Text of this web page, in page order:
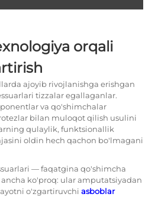
orqali
ajoyib rivojlanishga erishgan
tizzalar egallaganlar.
va qo'shimchalar
bilan muloqot qilish usulini
qulaylik, funktsionallik
oldin hech qachon bo'lmagani
— faqatgina qo'shimcha
ko'proq: ular amputatsiyadan
o'zgartiruvchi asboblar